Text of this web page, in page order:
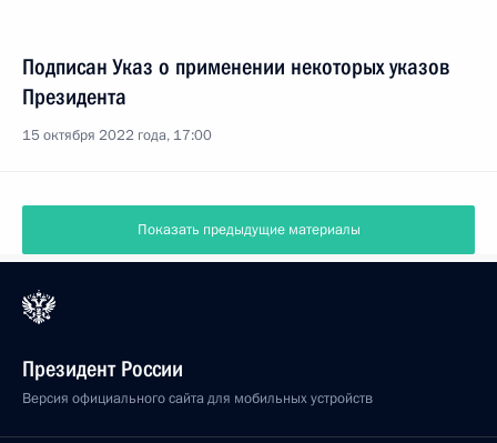
Подписан Указ о применении некоторых указов
Президента
15 октября 2022 года, 17:00
Показать предыдущие материалы
Президент России
Версия официального сайта для мобильных устройств